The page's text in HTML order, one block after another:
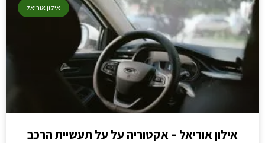
אילון אוריאל
אילון אוריאל – אקטוריה על על תעשיית הרכב